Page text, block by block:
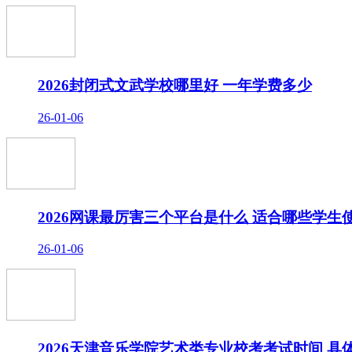
2026封闭式文武学校哪里好 一年学费多少
26-01-06
2026网课最厉害三个平台是什么 适合哪些学生
26-01-06
2026天津音乐学院艺术类专业校考考试时间 具